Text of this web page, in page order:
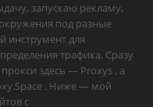
запускаю рекламу,
под разные
инструмент для
трафика. Сразу
здесь — Proxys , а
. Ниже — мой
с